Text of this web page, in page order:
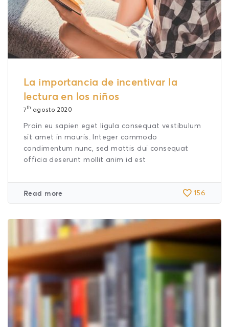
La importancia de incentivar la
lectura en los niños
7th agosto 2020
Proin eu sapien eget ligula consequat vestibulum
sit amet in mauris. Integer commodo
condimentum nunc, sed mattis dui consequat
officia deserunt mollit anim id est
Read more 156